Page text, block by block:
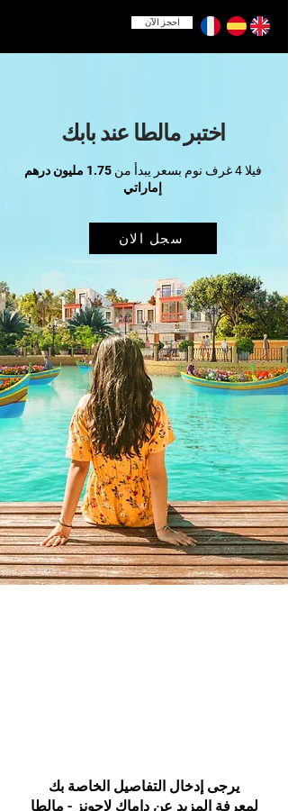
احجز الآن
اختبر مالطا عند بابك
فيلا 4 غرف نوم بسعر يبدأ من
1.75 مليون درهم
إماراتي
سجل الان
يرجى إدخال التفاصيل الخاصة بك
لمعرفة المزيد عن داماك لاجونز - مالطا